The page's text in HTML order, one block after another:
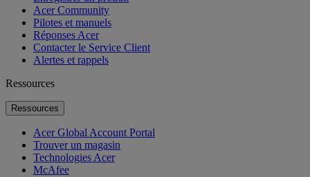
Acer Community
Pilotes et manuels
Réponses Acer
Contacter le Service Client
Alertes et rappels
Ressources
Ressources
Acer Global Account Portal
Trouver un magasin
Technologies Acer
McAfee